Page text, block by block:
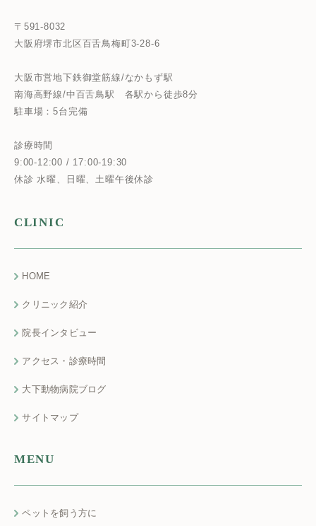
〒591-8032
大阪府堺市北区百舌鳥梅町3-28-6
大阪市営地下鉄御堂筋線/なかもず駅
南海高野線/中百舌鳥駅 各駅から徒歩8分
駐車場：5台完備
診療時間
9:00-12:00 / 17:00-19:30
休診 水曜、日曜、土曜午後休診
CLINIC
HOME
クリニック紹介
院長インタビュー
アクセス・診療時間
大下動物病院ブログ
サイトマップ
MENU
ペットを飼う方に